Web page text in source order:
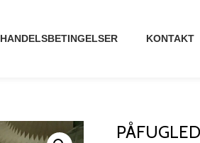
HANDELSBETINGELSER KONTAKT